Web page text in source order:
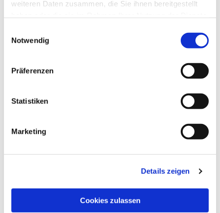
weiteren Daten zusammen, die Sie ihnen bereitgestellt
Notwendig
Präferenzen
Statistiken
Marketing
Details zeigen
Cookies zulassen
Dies könnte Sie auch